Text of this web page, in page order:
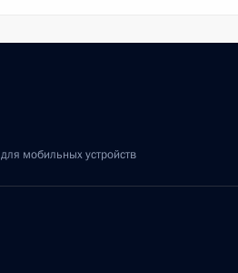
мобильных устройств